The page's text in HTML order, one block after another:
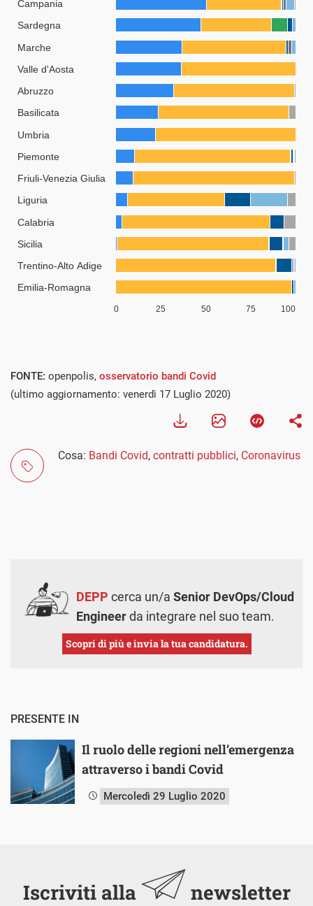
FONTE: openpolis, osservatorio bandi Covid
(ultimo aggiornamento: venerdì 17 Luglio 2020)
Cosa: Bandi Covid, contratti pubblici, Coronavirus
DEPP cerca un/a Senior DevOps/Cloud
Engineerda integrare nel suo team.
Scopri di più e invia la tua candidatura.
PRESENTE IN
Il ruolo delle regioni nell’emergenza
attraverso i bandi Covid
Mercoledì 29 Luglio 2020
Iscriviti alla newsletter